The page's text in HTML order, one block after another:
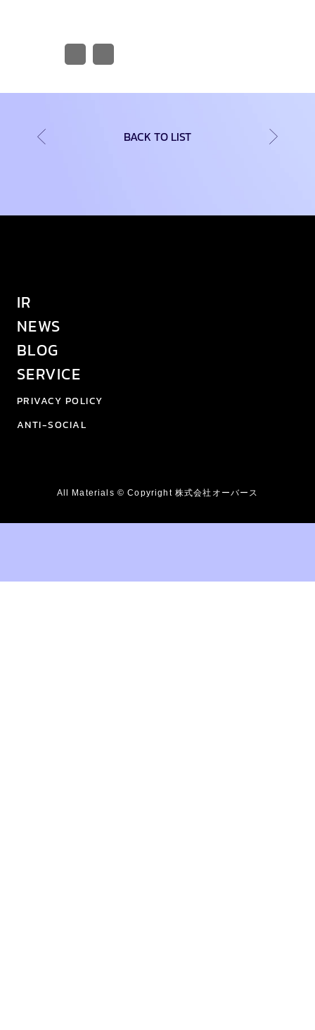
BACK TO LIST
IR
NEWS
BLOG
SERVICE
PRIVACY POLICY
ANTI-SOCIAL
All Materials © Copyright 株式会社オーバース